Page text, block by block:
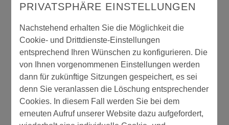
Werkzeugtasche STORCH
PRIVATSPHÄRE EINSTELLUNGEN
Nachstehend erhalten Sie die Möglichkeit die
Cookie- und Drittdienste-Einstellungen
entsprechend Ihren Wünschen zu konfigurieren. Die
von Ihnen vorgenommenen Einstellungen werden
dann für zukünftige Sitzungen gespeichert, es sei
denn Sie veranlassen die Löschung entsprechender
Cookies. In diesem Fall werden Sie bei dem
erneuten Aufruf unserer Website dazu aufgefordert,